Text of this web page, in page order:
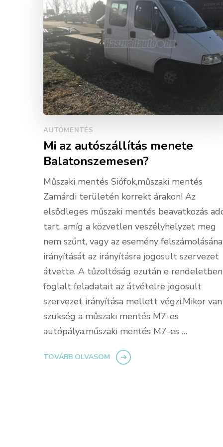
AUTÓMENTÉS
Mi az autószállítás menete
Balatonszemesen?
Műszaki mentés Siófok,műszaki mentés
Zamárdi területén korrekt árakon! Az
elsődleges műszaki mentés beavatkozás
tart, amíg a közvetlen veszélyhelyzet meg
nem szűnt, vagy az esemény
irányítását az irányításra jogosult szervezet
átvette. A tűzoltóság ezután e rendeletben
foglalt feladatait az átvételre jogosult
szervezet irányítása mellett végzi.Mikor van
szükség a műszaki mentés M7-es
autópálya,műszaki mentés M7-es …
TOVÁBB OLVASOM